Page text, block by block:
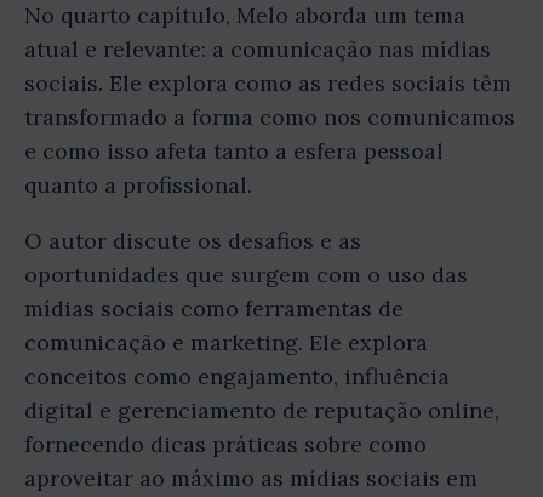
No quarto capítulo, Melo aborda um tema
atual e relevante: a comunicação nas mídias
sociais. Ele explora como as redes sociais têm
transformado a forma como nos comunicamos
e como isso afeta tanto a esfera pessoal
quanto a profissional.
O autor discute os desafios e as
oportunidades que surgem com o uso das
mídias sociais como ferramentas de
comunicação e marketing. Ele explora
conceitos como engajamento, influência
digital e gerenciamento de reputação online,
fornecendo dicas práticas sobre como
aproveitar ao máximo as mídias sociais em